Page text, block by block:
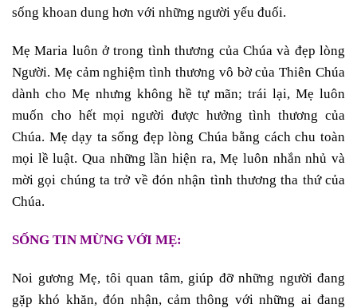
sống khoan dung hơn với những người yếu đuối.
Mẹ Maria luôn ở trong tình thương của Chúa và đẹp lòng
Người. Mẹ cảm nghiệm tình thương vô bờ của Thiên Chúa
dành cho Mẹ nhưng không hề tự mãn; trái lại, Mẹ luôn
muốn cho hết mọi người được hưởng tình thương của
Chúa. Mẹ dạy ta sống đẹp lòng Chúa bằng cách chu toàn
mọi lề luật. Qua những lần hiện ra, Mẹ luôn nhắn nhủ và
mời gọi chúng ta trở về đón nhận tình thương tha thứ của
Chúa.
SỐNG TIN MỪNG VỚI MẸ:
Noi gương Mẹ, tôi quan tâm, giúp đỡ những người đang
gặp khó khăn, đón nhận, cảm thông với những ai đang